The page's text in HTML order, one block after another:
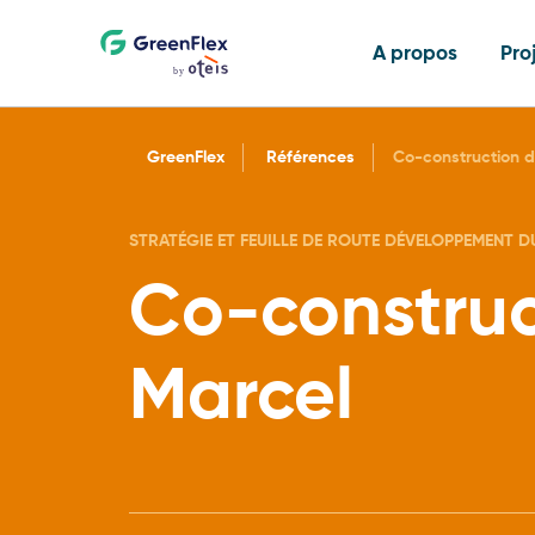
A propos
Qui sommes-nous
Expertises
Rejoignez-nous
Références
Programmes portés
Formations
Offres multi-expertises
Stratégie et feuille de
Industrie
Distribution
Tertiaire
Articles
Ressources
Agenda
GreenFlex Références Co-construction
STRATÉGIE ET FEUILLE DE ROUTE DÉVELOPPEMENT
Co-
Marcel